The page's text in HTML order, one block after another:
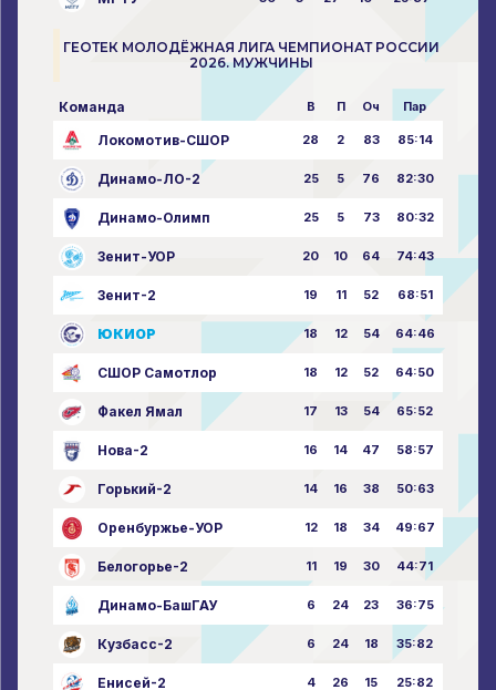
ГЕОТЕК МОЛОДЁЖНАЯ ЛИГА ЧЕМПИОНАТ РОССИИ
2026. МУЖЧИНЫ
Команда В П Оч Пар
Локомотив-СШОР 28 2 83 85:14
Динамо-ЛО-2 25 5 76 82:30
Динамо-Олимп 25 5 73 80:32
Зенит-УОР 20 10 64 74:43
Зенит-2 19 11 52 68:51
ЮКИОР 18 12 54 64:46
СШОР Самотлор 18 12 52 64:50
Факел Ямал 17 13 54 65:52
Нова-2 16 14 47 58:57
Горький-2 14 16 38 50:63
Оренбуржье-УОР 12 18 34 49:67
Белогорье-2 11 19 30 44:71
Динамо-БашГАУ 6 24 23 36:75
Кузбасс-2 6 24 18 35:82
Енисей-2 4 26 15 25:82